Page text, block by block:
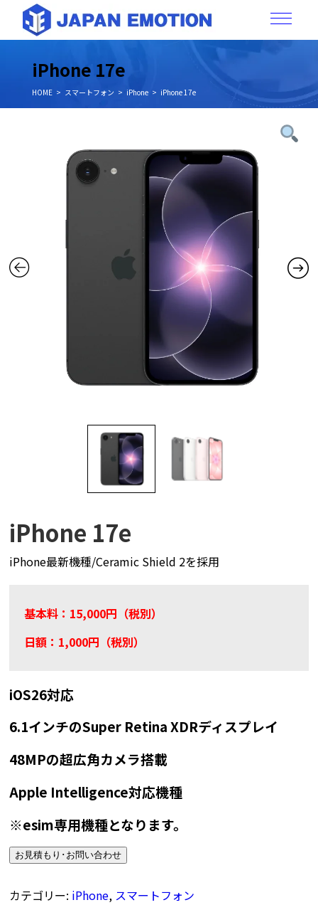
iPhone 17e
HOME スマートフォン iPhone iPhone 17e
iPhone 17e
iPhone最新機種/Ceramic Shield 2を採用
基本料：15,000円（税別）
日額：1,000円（税別）
iOS26対応
6.1インチのSuper Retina XDRディスプレイ
48MPの超広角カメラ搭載
Apple Intelligence対応機種
※esim専用機種となります。
お見積もり･お問い合わせ
カテゴリー: iPhone, スマートフォン